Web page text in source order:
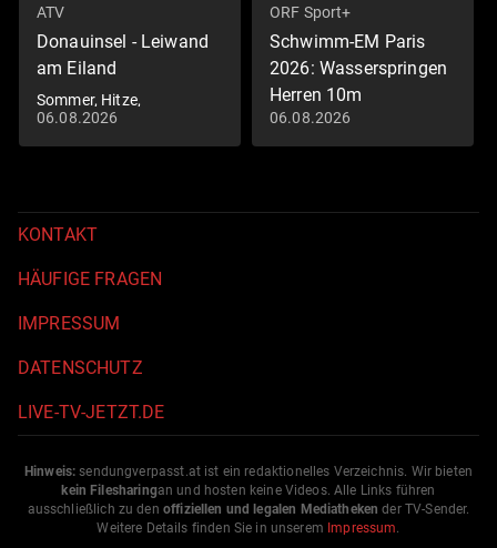
ATV
Donauinsel - Leiwand
am Eiland
Sommer, Hitze,
Kultfiguren: Die
Donauinsel zeigt ihr
06.08.2026
ORF Sport+
Schwimm-EM Paris
2026: Wasserspringen
Herren 10m
Schwimm-EM 2026
06.08.2026
KONTAKT
HÄUFIGE FRAGEN
IMPRESSUM
DATENSCHUTZ
LIVE-TV-JETZT.DE
Hinweis: sendungverpasst.at ist ein redaktionelles Verzeichnis. Wir bieten
kein Filesharingan und hosten keine Videos. Alle Links führen
ausschließlich zu den offiziellen und legalen Mediatheken der TV-Sender.
Weitere Details finden Sie in unserem Impressum.